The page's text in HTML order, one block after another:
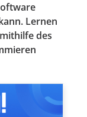
Lernen
des